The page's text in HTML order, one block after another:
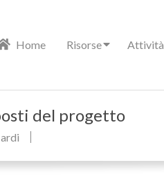
Home Risorse Attività
del progetto